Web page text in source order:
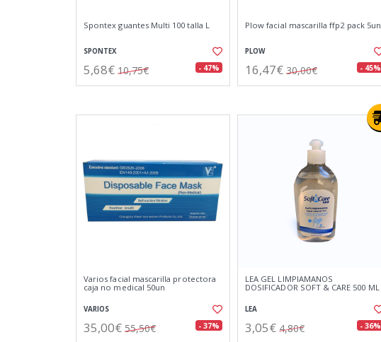
Spontex guantes Multi 100 talla L
SPONTEX
5,68€ 10,75€ - 47%
Plow facial mascarilla ffp2 pack 5un
PLOW
16,47€ 30,00€ - 45%
Varios facial mascarilla protectora
caja no medical 50un
VARIOS
35,00€ 55,50€ - 37%
LEA GEL LIMPIAMANOS
DOSIFICADOR SOFT & CARE 500 ML
LEA
3,05€ 4,80€ - 36%